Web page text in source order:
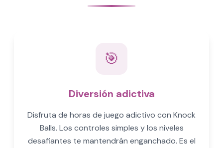
🎯
Diversión adictiva
Disfruta de horas de juego adictivo con Knock
Balls. Los controles simples y los niveles
desafiantes te mantendrán enganchado. Es el